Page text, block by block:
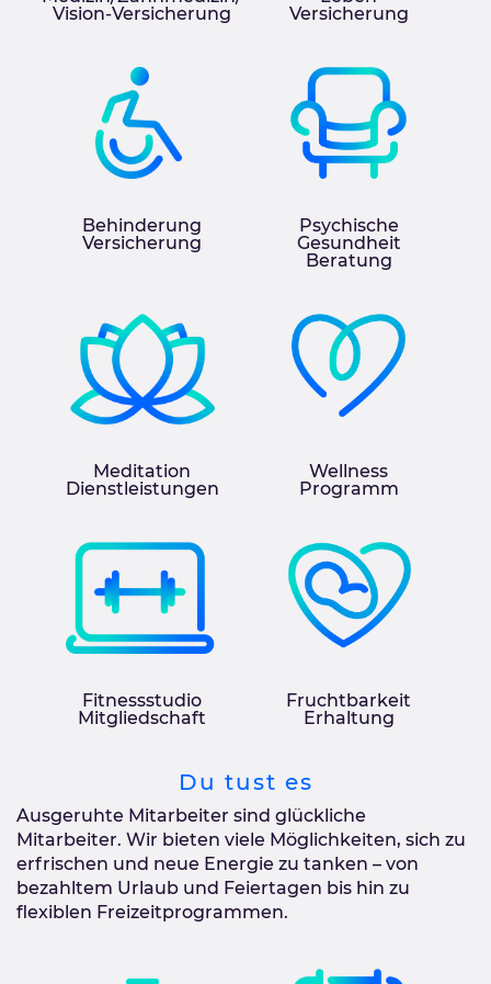
Vision-Versicherung
Versicherung
Behinderung
Versicherung
Psychische
Gesundheit
Beratung
Meditation
Dienstleistungen
Wellness
Programm
Fitnessstudio
Mitgliedschaft
Fruchtbarkeit
Erhaltung
Du tust es
Ausgeruhte Mitarbeiter sind glückliche
Mitarbeiter. Wir bieten viele Möglichkeiten, sich zu
erfrischen und neue Energie zu tanken – von
bezahltem Urlaub und Feiertagen bis hin zu
flexiblen Freizeitprogrammen.